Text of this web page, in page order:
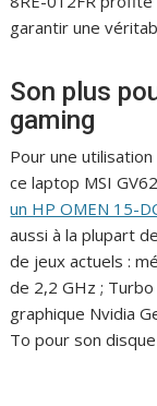
garantir une
Son plus
gaming
Pour une
ce laptop MSI
un HP OMEN 15-
aussi à la plupart
de jeux actuels :
de 2,2 GHz ;
graphique Nvidia
To pour son